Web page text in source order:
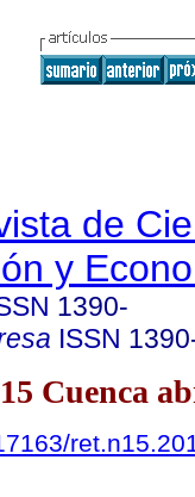
de
y
1390-
ISSN
Cuenca